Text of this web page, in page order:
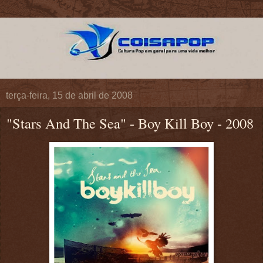
terça-feira, 15 de abril de 2008
"Stars And The Sea" - Boy Kill Boy - 2008